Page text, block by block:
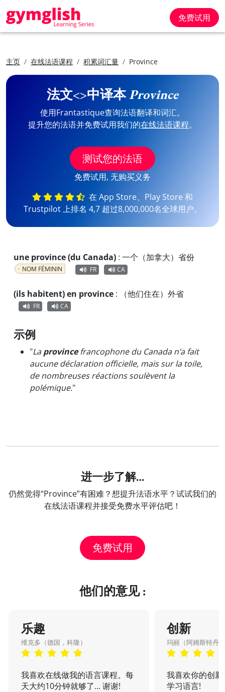
免费试用
主页 在线法语课程 积累词汇量 Province
法文<>中译本Province
使用Frantastique查询法语翻译和词汇。
提升您的法语并免费试用我们的在线法语课程。
测试您的法语
免费试用, 无购买义务
在 App Store、Play Store 和
Trustpilot 上排名 4,7 超过8,000,000名全球用户。
une province (du Canada) : 一个（加拿大）省份
NOM FÉMININ FR CA
(ils habitent) en province : （他们住在）外省
FR CA
示例
"Laprovincefrancophone du Canada n’a fait
aucune déclaration officielle, mais sur la toile,
de nombreuses réactions soulèvent la
polémique."
进一步了解…
仍然觉得“Province”有困难？想提升法语水平？试试我们的
在线法语课程并接受免费水平评估吧！
免费试用
他们的意见 :
乐趣
维克多（德国，科隆）
我喜欢在线做我的语言课程。每
天大约10分钟就够了... 谢谢!
创新
玛丽（阿姆斯特丹
我喜欢你的创
学习语言!